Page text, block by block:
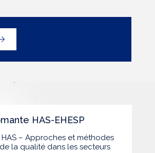
HAS-EHESP
– Approches et méthodes
la qualité dans les secteurs